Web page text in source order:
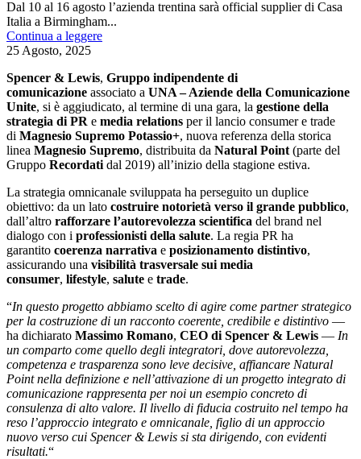
Dal 10 al 16 agosto l’azienda trentina sarà official supplier di Casa
Italia a Birmingham...
Continua a leggere
25 Agosto, 2025
Spencer & Lewis, Gruppo indipendente di
comunicazione associato a UNA – Aziende della Comunicazione
Unite, si è aggiudicato, al termine di una gara, la gestione della
strategia di PR e media relations per il lancio consumer e trade
di Magnesio Supremo Potassio+, nuova referenza della storica
linea Magnesio Supremo, distribuita da Natural Point (parte del
Gruppo Recordati dal 2019) all’inizio della stagione estiva.
La strategia omnicanale sviluppata ha perseguito un duplice
obiettivo: da un lato costruire notorietà verso il grande pubblico,
dall’altro rafforzare l’autorevolezza scientifica del brand nel
dialogo con i professionisti della salute. La regia PR ha
garantito coerenza narrativa e posizionamento distintivo,
assicurando una visibilità trasversale sui media
consumer, lifestyle, salute e trade.
“In questo progetto abbiamo scelto di agire come partner strategico
per la costruzione di un racconto coerente, credibile e distintivo —
ha dichiarato Massimo Romano, CEO di Spencer & Lewis — In
un comparto come quello degli integratori, dove autorevolezza,
competenza e trasparenza sono leve decisive, affiancare Natural
Point nella definizione e nell’attivazione di un progetto integrato di
comunicazione rappresenta per noi un esempio concreto di
consulenza di alto valore. Il livello di fiducia costruito nel tempo ha
reso l’approccio integrato e omnicanale, figlio di un approccio
nuovo verso cui Spencer & Lewis si sta dirigendo, con evidenti
risultati.“